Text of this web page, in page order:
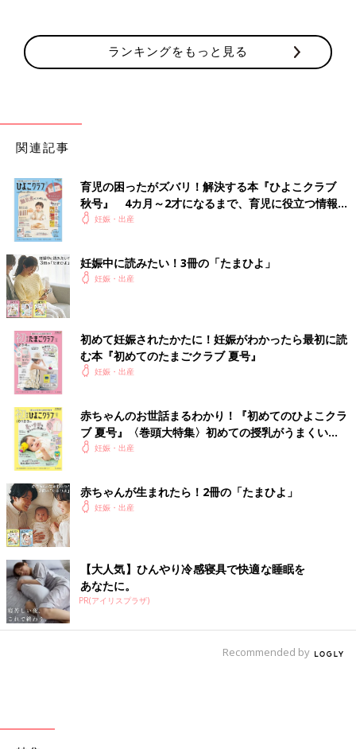
ランキングをもっと見る
関連記事
育児の困ったがズバリ！解決する本『ひよこクラブ
秋号』 4カ月～2才になるまで、育児に役立つ情報が
いっぱい！
妊娠・出産
妊娠中に読みたい！3冊の「たまひよ」
妊娠・出産
初めて妊娠されたかたに！妊娠がわかったら最初に読
む本『初めてのたまごクラブ 夏号』
妊娠・出産
赤ちゃんのお世話まるわかり！『初めてのひよこクラ
ブ 夏号』〈巻頭大特集〉初めての授乳がうまくい
く！ おっぱい・ミルクの基本と夏のトラブル 解決テ
妊娠・出産
赤ちゃんが生まれたら！2冊の「たまひよ」
妊娠・出産
【大人気】ひんやり冷感寝具で快適な睡眠を
あなたに。
PR(アイリスプラザ)
Recommended by